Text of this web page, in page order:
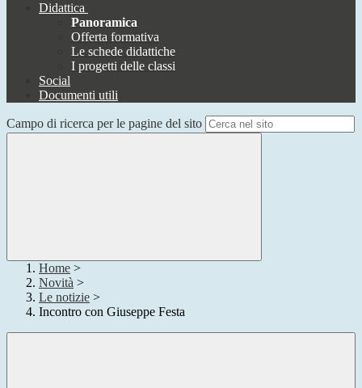
Didattica
Panoramica
Offerta formativa
Le schede didattiche
I progetti delle classi
Social
Documenti utili
Campo di ricerca per le pagine del sito
Home >
Novità >
Le notizie >
Incontro con Giuseppe Festa